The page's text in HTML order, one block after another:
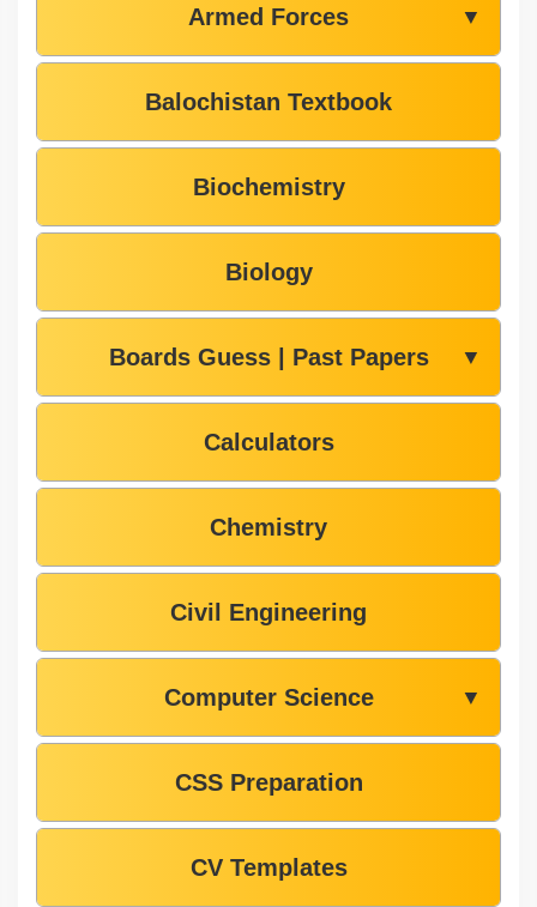
Armed Forces ▼
Balochistan Textbook
Biochemistry
Biology
Boards Guess | Past Papers ▼
Calculators
Chemistry
Civil Engineering
Computer Science ▼
CSS Preparation
CV Templates